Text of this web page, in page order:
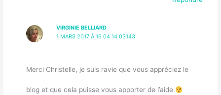
VIRGINIE BELLIARD
1 MARS 2017 À 16 04 14 03143
Merci Christelle, je suis ravie que vous appréciez le
blog et que cela puisse vous apporter de l’aide